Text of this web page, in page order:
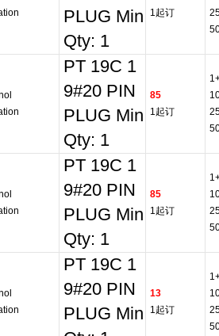
PLUG Min
Qty: 1
1起订
PT 19C 1
9#20 PIN
PLUG Min
Qty: 1
85
1起订
PT 19C 1
9#20 PIN
PLUG Min
Qty: 1
85
1起订
PT 19C 1
9#20 PIN
PLUG Min
13
1起订